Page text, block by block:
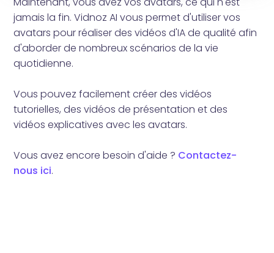
jamais la fin. Vidnoz AI vous permet d'utiliser vos
avatars pour réaliser des vidéos d'IA de qualité afin
d'aborder de nombreux scénarios de la vie
quotidienne.
Vous pouvez facilement créer des vidéos
tutorielles, des vidéos de présentation et des
vidéos explicatives avec les avatars.
Vous avez encore besoin d'aide ? Contactez-
nous ici.